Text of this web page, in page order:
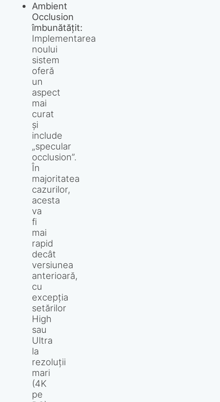
Ambient
Occlusion
îmbunătățit:
Implementarea
noului
sistem
oferă
un
aspect
mai
curat
și
include
„specular
occlusion”.
În
majoritatea
cazurilor,
acesta
va
fi
mai
rapid
decât
versiunea
anterioară,
cu
excepția
setărilor
High
sau
Ultra
la
rezoluții
mari
(4K
pe